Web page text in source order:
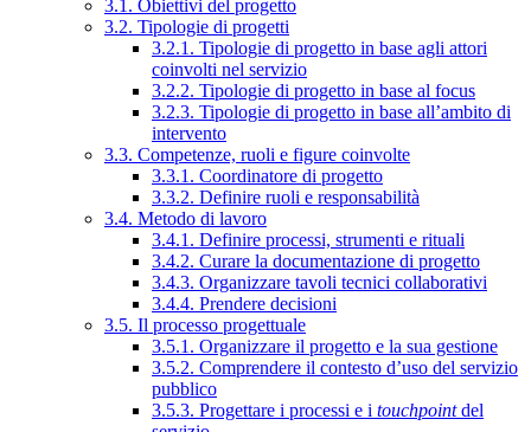
3.1. Obiettivi del progetto
3.2. Tipologie di progetti
3.2.1. Tipologie di progetto in base agli attori
coinvolti nel servizio
3.2.2. Tipologie di progetto in base al focus
3.2.3. Tipologie di progetto in base all’ambito di
intervento
3.3. Competenze, ruoli e figure coinvolte
3.3.1. Coordinatore di progetto
3.3.2. Definire ruoli e responsabilità
3.4. Metodo di lavoro
3.4.1. Definire processi, strumenti e rituali
3.4.2. Curare la documentazione di progetto
3.4.3. Organizzare tavoli tecnici collaborativi
3.4.4. Prendere decisioni
3.5. Il processo progettuale
3.5.1. Organizzare il progetto e la sua gestione
3.5.2. Comprendere il contesto d’uso del servizio
pubblico
3.5.3. Progettare i processi e i touchpointdel